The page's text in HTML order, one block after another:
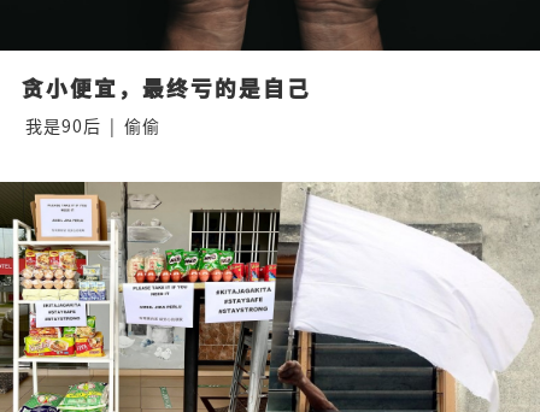
贪小便宜，最终亏的是自己
我是90后 | 偷偷